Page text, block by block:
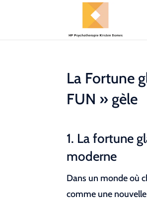
La Fortune
FUN » gèle
1. La fortune
moderne
Dans un monde où
comme une